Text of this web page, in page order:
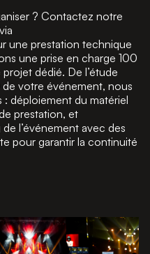
? Contactez notre
une prestation technique
une prise en charge 100
dédié. De l’étude
votre événement, nous
: déploiement du matériel
prestation, et
l’événement avec des
pour garantir la continuité